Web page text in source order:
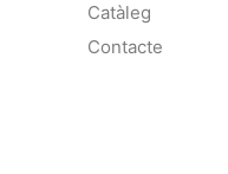
Catàleg
Contacte